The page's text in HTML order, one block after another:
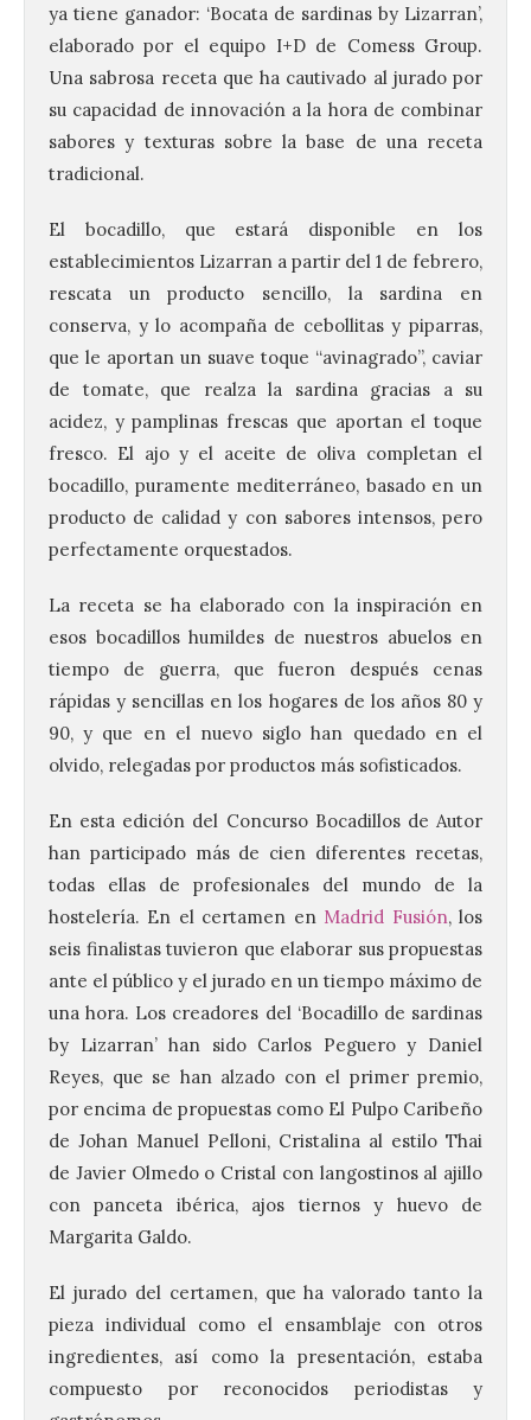
ya tiene ganador: ‘Bocata de sardinas by Lizarran’,
elaborado por el equipo I+D de Comess Group.
Una sabrosa receta que ha cautivado al jurado por
su capacidad de innovación a la hora de combinar
sabores y texturas sobre la base de una receta
tradicional.
El bocadillo, que estará disponible en los
establecimientos Lizarran a partir del 1 de febrero,
rescata un producto sencillo, la sardina en
conserva, y lo acompaña de cebollitas y piparras,
que le aportan un suave toque “avinagrado”, caviar
de tomate, que realza la sardina gracias a su
acidez, y pamplinas frescas que aportan el toque
fresco. El ajo y el aceite de oliva completan el
bocadillo, puramente mediterráneo, basado en un
producto de calidad y con sabores intensos, pero
perfectamente orquestados.
La receta se ha elaborado con la inspiración en
esos bocadillos humildes de nuestros abuelos en
tiempo de guerra, que fueron después cenas
rápidas y sencillas en los hogares de los años 80 y
90, y que en el nuevo siglo han quedado en el
olvido, relegadas por productos más sofisticados.
En esta edición del Concurso Bocadillos de Autor
han participado más de cien diferentes recetas,
todas ellas de profesionales del mundo de la
hostelería. En el certamen en Madrid Fusión, los
seis finalistas tuvieron que elaborar sus propuestas
ante el público y el jurado en un tiempo máximo de
una hora. Los creadores del ‘Bocadillo de sardinas
by Lizarran’ han sido Carlos Peguero y Daniel
Reyes, que se han alzado con el primer premio,
por encima de propuestas como El Pulpo Caribeño
de Johan Manuel Pelloni, Cristalina al estilo Thai
de Javier Olmedo o Cristal con langostinos al ajillo
con panceta ibérica, ajos tiernos y huevo de
Margarita Galdo.
El jurado del certamen, que ha valorado tanto la
pieza individual como el ensamblaje con otros
ingredientes, así como la presentación, estaba
compuesto por reconocidos periodistas y
120 jóvenes completan su
formación en robótica y
entornos digitales en un
nuevo curso de los
Campamentos Salamanca
Tech
10 Ago 2026
Los Campamentos
desarrollan hasta el 4 de
septiembre en nueve
turnos semanales con